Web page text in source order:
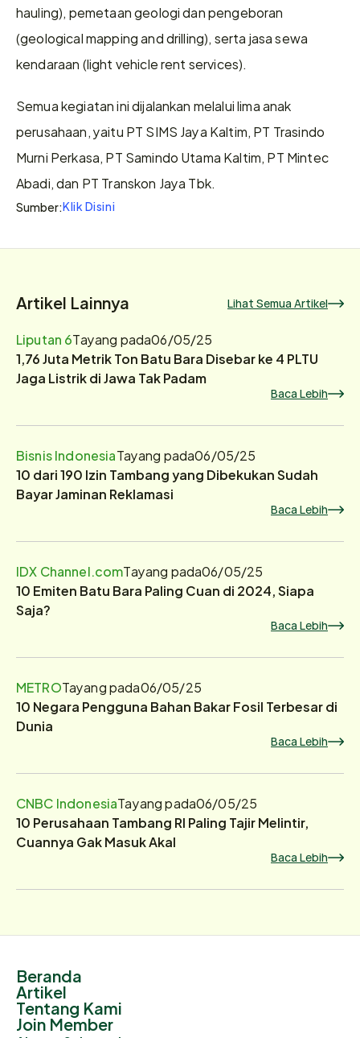
hauling), pemetaan geologi dan pengeboran
(geological mapping and drilling), serta jasa sewa
kendaraan (light vehicle rent services).
Semua kegiatan ini dijalankan melalui lima anak
perusahaan, yaitu PT SIMS Jaya Kaltim, PT Trasindo
Murni Perkasa, PT Samindo Utama Kaltim, PT Mintec
Abadi, dan PT Transkon Jaya Tbk.
Sumber:Klik Disini
Artikel Lainnya Lihat Semua Artikel
Liputan 6Tayang pada06/05/25
1,76 Juta Metrik Ton Batu Bara Disebar ke 4 PLTU
Jaga Listrik di Jawa Tak Padam
Baca Lebih
Bisnis IndonesiaTayang pada06/05/25
10 dari 190 Izin Tambang yang Dibekukan Sudah
Bayar Jaminan Reklamasi
Baca Lebih
IDX Channel.comTayang pada06/05/25
10 Emiten Batu Bara Paling Cuan di 2024, Siapa
Saja?
Baca Lebih
METROTayang pada06/05/25
10 Negara Pengguna Bahan Bakar Fosil Terbesar di
Dunia
Baca Lebih
CNBC IndonesiaTayang pada06/05/25
10 Perusahaan Tambang RI Paling Tajir Melintir,
Cuannya Gak Masuk Akal
Baca Lebih
Beranda
Artikel
Tentang Kami
Join Member